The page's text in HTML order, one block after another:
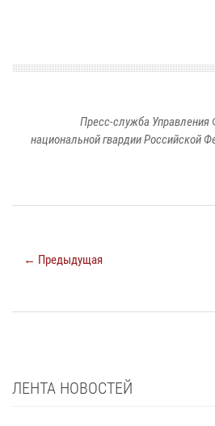
Пресс-служба
национальной гвардии Российской
← Предыдущая
ЛЕНТА НОВОСТЕЙ